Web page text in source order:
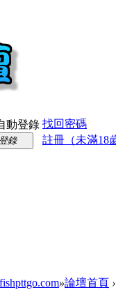
動登錄 找回密碼
登錄
註冊（未滿18
»論壇首頁 ›